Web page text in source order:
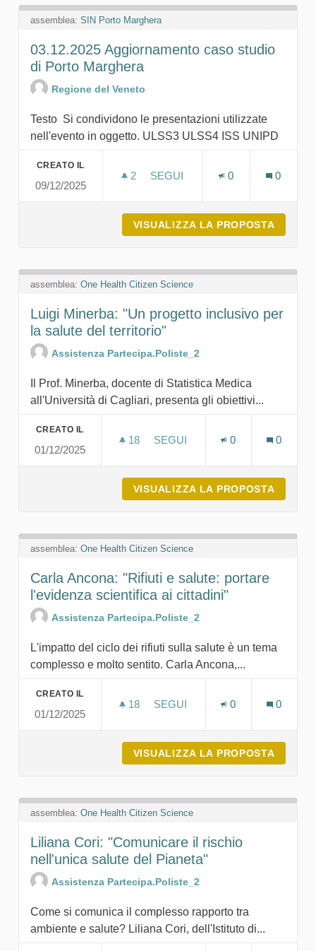
assemblea: SIN Porto Marghera
03.12.2025 Aggiornamento caso studio
di Porto Marghera
Regione del Veneto
Testo Si condividono le presentazioni utilizzate
nell'evento in oggetto. ULSS3 ULSS4 ISS UNIPD
CREATO IL
09/12/2025
2 2 SOSTENITORI
SEGUI
0 0
VISUALIZZA LA PROPOSTA
assemblea: One Health Citizen Science
Luigi Minerba: "Un progetto inclusivo per
la salute del territorio"
Assistenza Partecipa.Poliste_2
Il Prof. Minerba, docente di Statistica Medica
all'Università di Cagliari, presenta gli obiettivi...
CREATO IL
01/12/2025
18 18 SOSTENITORI
SEGUI
0 0
VISUALIZZA LA PROPOSTA
assemblea: One Health Citizen Science
Carla Ancona: "Rifiuti e salute: portare
l'evidenza scientifica ai cittadini"
Assistenza Partecipa.Poliste_2
L'impatto del ciclo dei rifiuti sulla salute è un tema
complesso e molto sentito. Carla Ancona,...
CREATO IL
01/12/2025
18 18 SOSTENITORI
SEGUI
0 0
VISUALIZZA LA PROPOSTA
assemblea: One Health Citizen Science
Liliana Cori: "Comunicare il rischio
nell'unica salute del Pianeta"
Assistenza Partecipa.Poliste_2
Come si comunica il complesso rapporto tra
ambiente e salute? Liliana Cori, dell'Istituto di...